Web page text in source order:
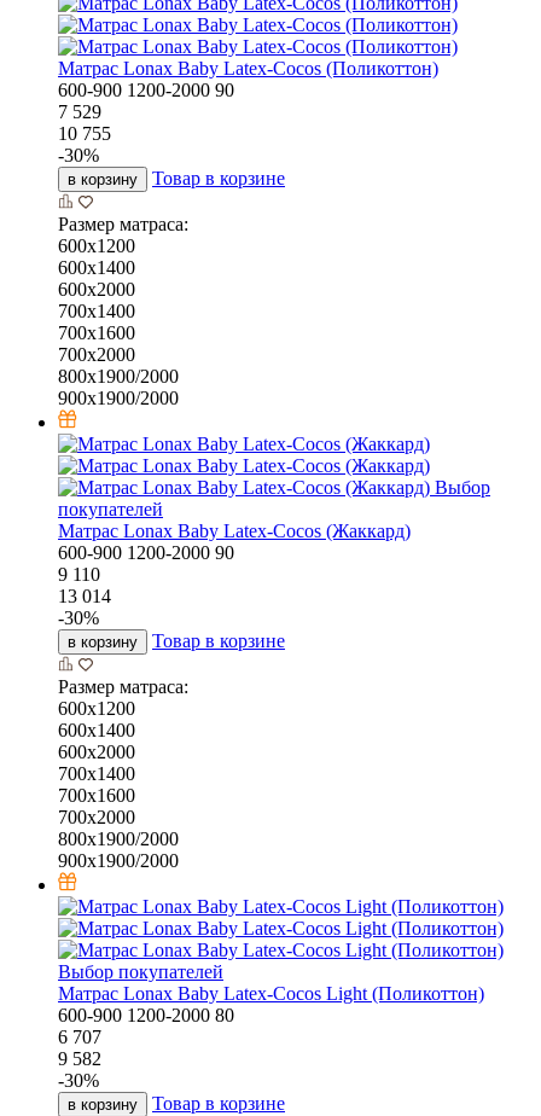
Матрас Lonax Baby Latex-Cocos (Поликоттон)
600-900 1200-2000 90
7 529
10 755
-30%
в корзину Товар в корзине
Размер матраса:
600х1200
600х1400
600х2000
700х1400
700х1600
700х2000
800х1900/2000
900х1900/2000
Выбор
покупателей
Матрас Lonax Baby Latex-Cocos (Жаккард)
600-900 1200-2000 90
9 110
13 014
-30%
в корзину Товар в корзине
Размер матраса:
600х1200
600х1400
600х2000
700х1400
700х1600
700х2000
800х1900/2000
900х1900/2000
Выбор покупателей
Матрас Lonax Baby Latex-Cocos Light (Поликоттон)
600-900 1200-2000 80
6 707
9 582
-30%
в корзину Товар в корзине